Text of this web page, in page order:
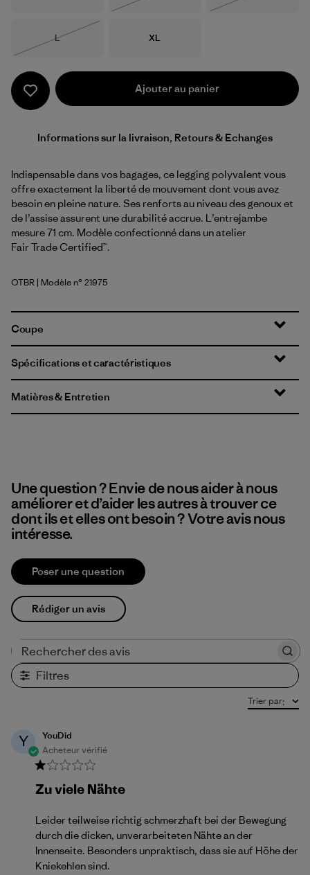
Taille
L
Taille
XL
Ajouter au panier
Informations sur la livraison, Retours & Echanges
Indispensable dans vos bagages, ce legging polyvalent vous
offre exactement la liberté de mouvement dont vous avez
besoin en pleine nature. Ses renforts au niveau des genoux et
de l’assise assurent une durabilité accrue. L’entrejambe
mesure 71 cm. Modèle confectionné dans un atelier
Fair Trade Certified™.
Otter Brown
OTBR | Modèle n° 21975
Coupe
Spécifications et caractéristiques
Matières & Entretien
Une question ? Envie de nous aider à nous
améliorer et d’aider les autres à trouver ce
dont ils et elles ont besoin ? Votre avis nous
intéresse.
Poser une question
Rédiger un avis
Filtres
Trier par:
Y
YouDid
Acheteur vérifié
Zu viele Nähte
Leider teilweise richtig schmerzhaft bei der Bewegung
durch die dicken, unverarbeiteten Nähte an der
Innenseite. Besonders unpraktisch, dass sie auf Höhe der
Kniekehlen sind.